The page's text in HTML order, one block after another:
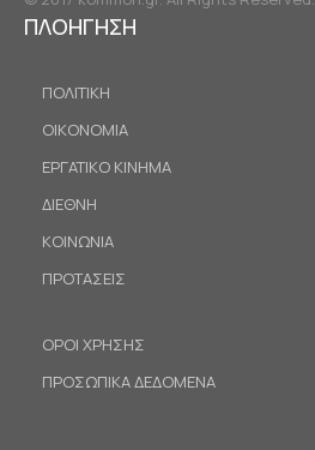
ΠΛΟΗΓΗΣΗ
ΠΟΛΙΤΙΚΗ
ΟΙΚΟΝΟΜΙΑ
ΕΡΓΑΤΙΚΟ ΚΙΝΗΜΑ
ΔΙΕΘΝΗ
ΚΟΙΝΩΝΙΑ
ΠΡΟΤΑΣΕΙΣ
ΟΡΟΙ ΧΡΗΣΗΣ
ΠΡΟΣΩΠΙΚΑ ΔΕΔΟΜΕΝΑ